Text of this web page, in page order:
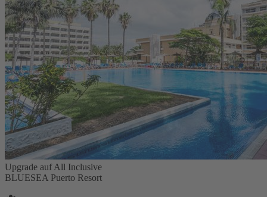
Upgrade auf All Inclusive
BLUESEA Puerto Resort